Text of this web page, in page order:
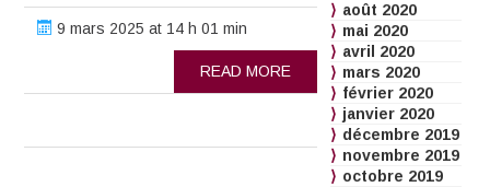
9 mars 2025 at 14 h 01 min
READ MORE
août 2020
mai 2020
avril 2020
mars 2020
février 2020
janvier 2020
décembre 2019
novembre 2019
octobre 2019